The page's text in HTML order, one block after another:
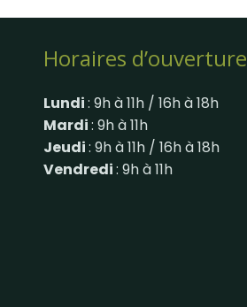
Horaires d’ouverture
Lundi: 9h à 11h / 16h à 18h
Mardi: 9h à 11h
Jeudi: 9h à 11h / 16h à 18h
Vendredi: 9h à 11h